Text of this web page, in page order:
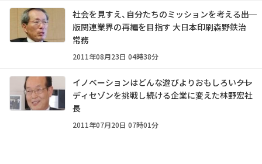
社会を見すえ、自分たちのミッションを考える――出
版関連業界の再編を目指す 大日本印刷森野鉄治
常務
2011年08月23日 04時38分
イノベーションはどんな遊びよりおもしろい――クレ
ディセゾンを挑戦し続ける企業に変えた林野宏社
長
2011年07月20日 07時01分